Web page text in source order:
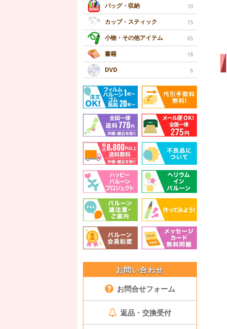
バッグ・収納 10
カップ・スティック 15
小物・その他アイテム 65
書籍 18
DVD 6
お問い合わせ
お問合せフォーム
返品・交換受付